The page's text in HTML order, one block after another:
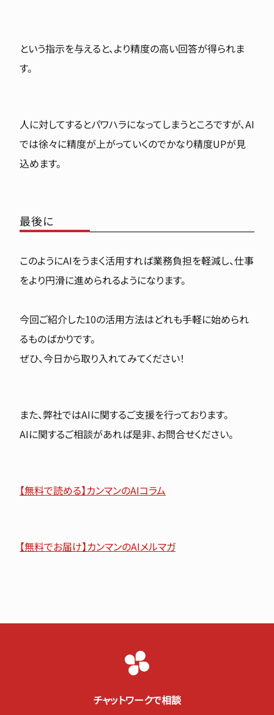
という指示を与えると、より精度の高い回答が得られま
す。
人に対してするとパワハラになってしまうところですが、AI
では徐々に精度が上がっていくのでかなり精度UPが見
込めます。
最後に
このようにAIをうまく活用すれば業務負担を軽減し、仕事
をより円滑に進められるようになります。
今回ご紹介した10の活用方法はどれも手軽に始められ
るものばかりです。
ぜひ、今日から取り入れてみてください！
また、弊社ではAIに関するご支援を行っております。
AIに関するご相談があれば是非、お問合せください。
【無料で読める】カンマンのAIコラム
【無料でお届け】カンマンのAIメルマガ
チャットワークで相談